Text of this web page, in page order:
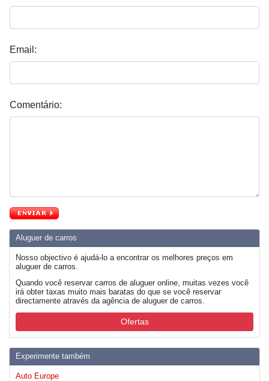
Aluguer de carros
Nosso objectivo é ajudá-lo a encontrar os melhores preços em
aluguer de carros.
Quando você reservar carros de aluguer online, muitas vezes você
irá obter taxas muito mais baratas do que se você reservar
directamente através da agência de aluguer de carros.
Ofertas
Experimente também
Auto Europe
Email:
Comentário: